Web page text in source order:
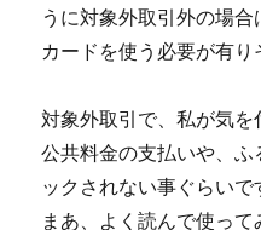
うに対象外取引外の場
カードを使う必要が有り
対象外取引で、私が気を
公共料金の支払いや、
ックされない事ぐらいで
まあ、よく読んで使って